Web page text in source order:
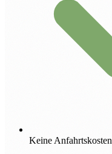
Keine Anfahrtskosten